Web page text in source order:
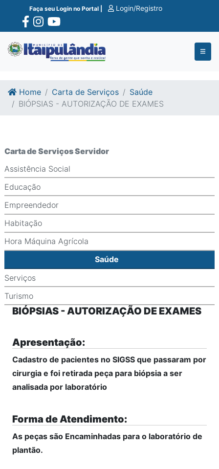
Ir para o conte�do
Ir para o fim do conte�do
Faça seu Login no Portal | Login/Registro
Home Carta de Serviços
Saúde
BIÓPSIAS - AUTORIZAÇÃO DE EXAMES
Carta de Serviços Servidor
Assistência Social
Educação
Empreendedor
Habitação
Hora Máquina Agrícola
Saúde
Serviços
Turismo
BIÓPSIAS - AUTORIZAÇÃO DE EXAMES
Apresentação:
Cadastro de pacientes no SIGSS que passaram por
cirurgia e foi retirada peça para biópsia a ser
analisada por laboratório
Forma de Atendimento:
As peças são Encaminhadas para o laboratório de
plantão.